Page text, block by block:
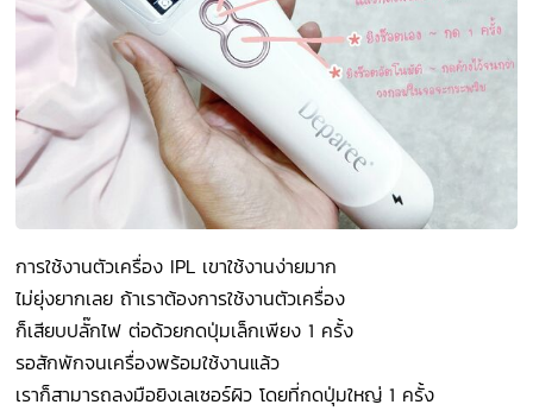
การใช้งานตัวเครื่อง IPL เขาใช้งานง่ายมาก
ไม่ยุ่งยากเลย ถ้าเราต้องการใช้งานตัวเครื่อง
ก็เสียบปลั๊กไฟ ต่อด้วยกดปุ่มเล็กเพียง 1 ครั้ง
รอสักพักจนเครื่องพร้อมใช้งานแล้ว
เราก็สามารถลงมือยิงเลเซอร์ผิว โดยที่กดปุ่มใหญ่ 1 ครั้ง